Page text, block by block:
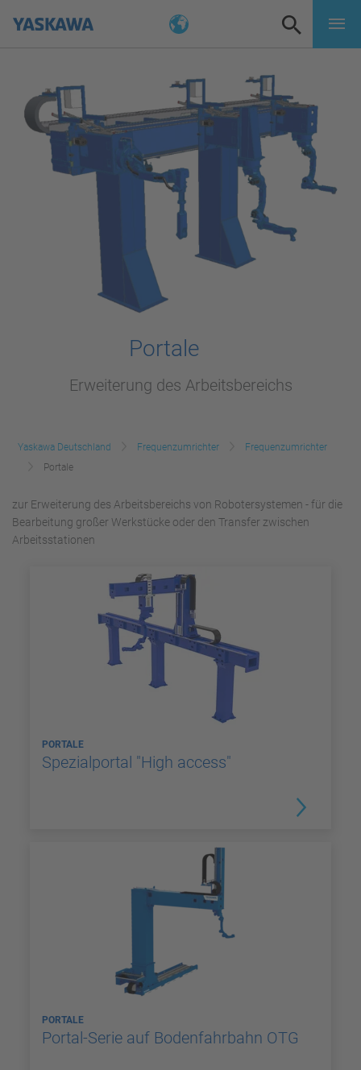
Portale
Erweiterung des Arbeitsbereichs
Yaskawa Deutschland Frequenzumrichter
Frequenzumrichter
Portale
zur Erweiterung des Arbeitsbereichs von Robotersystemen - für die
Bearbeitung großer Werkstücke oder den Transfer zwischen
Arbeitsstationen
PORTALE
Spezialportal "High access"
PORTALE
Portal-Serie auf Bodenfahrbahn OTG